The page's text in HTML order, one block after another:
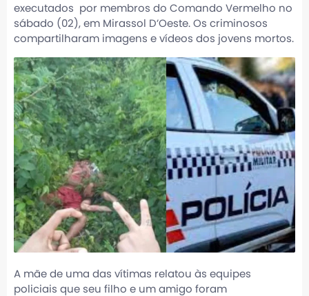
executados por membros do Comando Vermelho no
sábado (02), em Mirassol D’Oeste. Os criminosos
compartilharam imagens e vídeos dos jovens mortos.
A mãe de uma das vítimas relatou às equipes
policiais que seu filho e um amigo foram